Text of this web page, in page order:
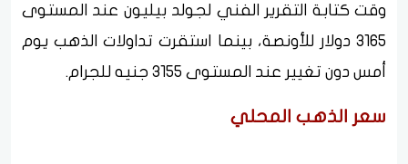
وقت كتابة التقرير الفني لجولد بيليون عند المستوى
3165 دولار للأونصة، بينما استقرت تداولات الذهب يوم
أمس دون تغيير عند المستوى 3155 جنيه للجرام.
سعر الذهب المحلي